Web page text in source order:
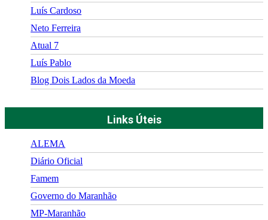
Luís Cardoso
Neto Ferreira
Atual 7
Luís Pablo
Blog Dois Lados da Moeda
Links Úteis
ALEMA
Diário Oficial
Famem
Governo do Maranhão
MP-Maranhão